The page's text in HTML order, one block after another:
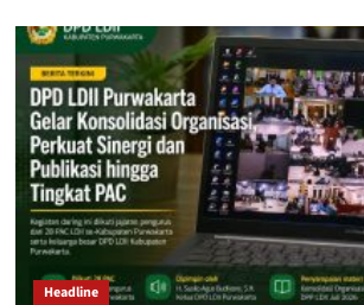
Pendidikan
adalah
Amanah
Besar,
Ustadz
Zainuddin
Ajak
Orang
Tua
Perkuat
Pembinaan
Keagamaan
Headline